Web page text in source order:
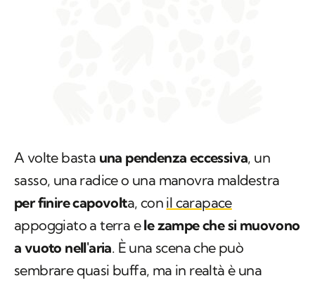
A volte basta una pendenza eccessiva, un
sasso, una radice o una manovra maldestra
per finire capovolta, con il carapace
appoggiato a terra ele zampe che si muovono
a vuoto nell'aria. È una scena che può
sembrare quasi buffa, ma in realtà è una